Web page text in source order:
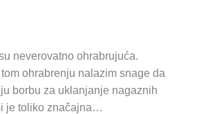
neverovatno ohrabrujuća.
ohrabrenju nalazim snage da
borbu za uklanjanje nagaznih
je toliko značajna…